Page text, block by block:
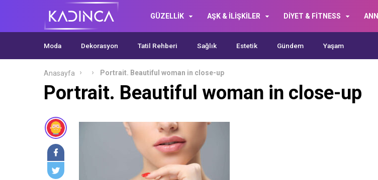
GÜZELLİK AŞK & İLİŞKİLER DİYET & FİTNESS
Moda Dekorasyon Tatil Rehberi Sağlık Estetik Gündem Yaşam
Anasayfa Portrait. Beautiful woman in close-up
Portrait. Beautiful woman in close-up